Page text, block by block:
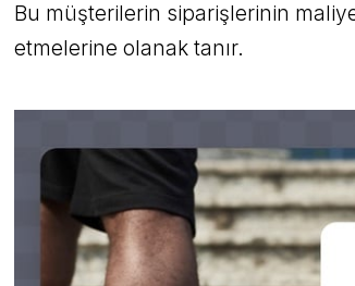
Bu müşterilerin siparişlerinin
etmelerine olanak tanır.